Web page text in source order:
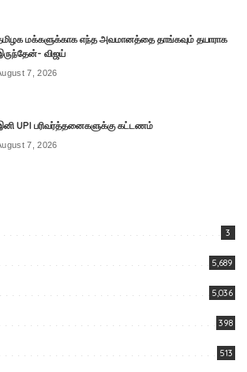
மக்களுக்காக எந்த அவமானத்தை தாங்கவும் தயாராக
விஜய்
7, 2026
UPI பரிவர்த்தனைகளுக்கு கட்டணம்
7, 2026
3
5,689
5,036
398
513